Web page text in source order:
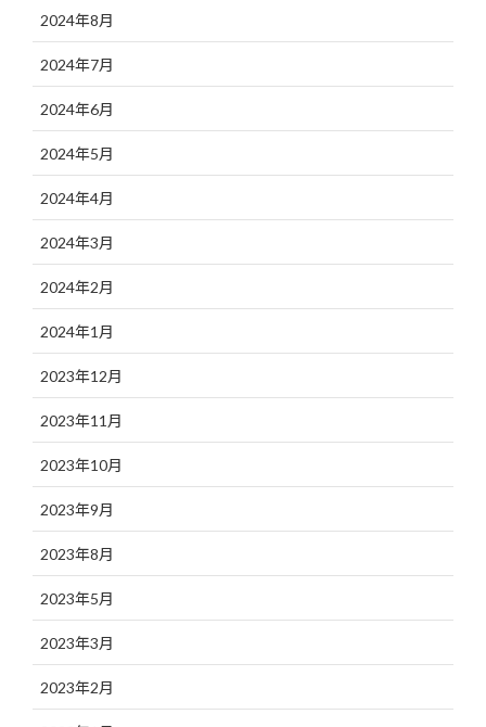
2024年8月
2024年7月
2024年6月
2024年5月
2024年4月
2024年3月
2024年2月
2024年1月
2023年12月
2023年11月
2023年10月
2023年9月
2023年8月
2023年5月
2023年3月
2023年2月